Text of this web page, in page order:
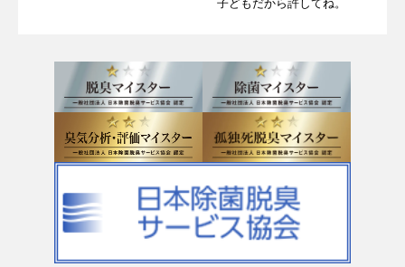
子どもだから許してね。